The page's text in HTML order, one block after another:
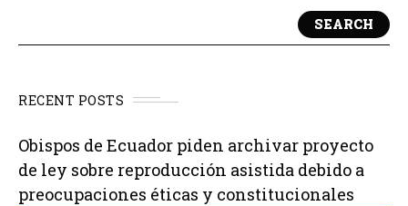
SEARCH
RECENT POSTS
Obispos de Ecuador piden archivar proyecto
de ley sobre reproducción asistida debido a
preocupaciones éticas y constitucionales